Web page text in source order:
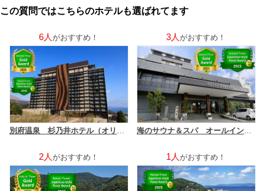
この質問ではこちらのホテルも選ばれてます
6人 がおすすめ！
別府温泉 杉乃井ホテル（オリックスホテルズ＆リゾーツ）
3人 がおすすめ！
海のサウナ＆スパ オールインクルーシブ 島原温泉ホテル南風楼
2人 がおすすめ！ 1人 がおすすめ！